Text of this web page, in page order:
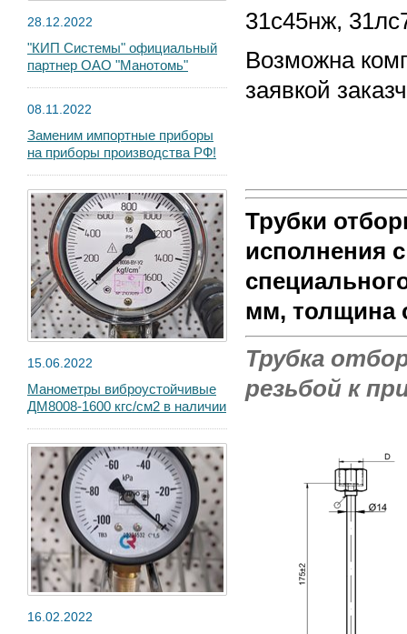
28.12.2022
"КИП Системы" официальный
партнер ОАО "Манотомь"
08.11.2022
Заменим импортные приборы
на приборы производства РФ!
15.06.2022
Манометры виброустойчивые
ДМ8008-1600 кгс/см2 в наличии
16.02.2022
31с45нж,
Возможна
заявкой
Трубки
исполнения
мм, толщина
Трубка
резьбой к